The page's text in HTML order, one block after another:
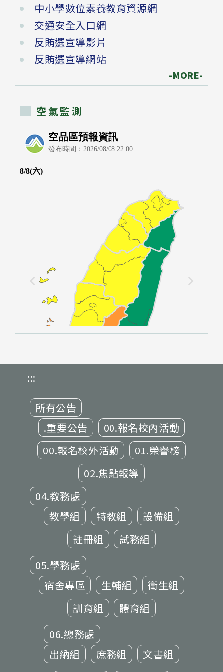
中小學數位素養教育資源網
交通安全入口網
反賄選宣導影片
反賄選宣導網站
-MORE-
空氣監測
:::
所有公告
.重要公告
00.報名校內活動
00.報名校外活動
01.榮譽榜
02.焦點報導
04.教務處
教學組
特教組
設備組
註冊組
試務組
05.學務處
宿舍專區
生輔組
衛生組
訓育組
體育組
06.總務處
出納組
庶務組 文書組